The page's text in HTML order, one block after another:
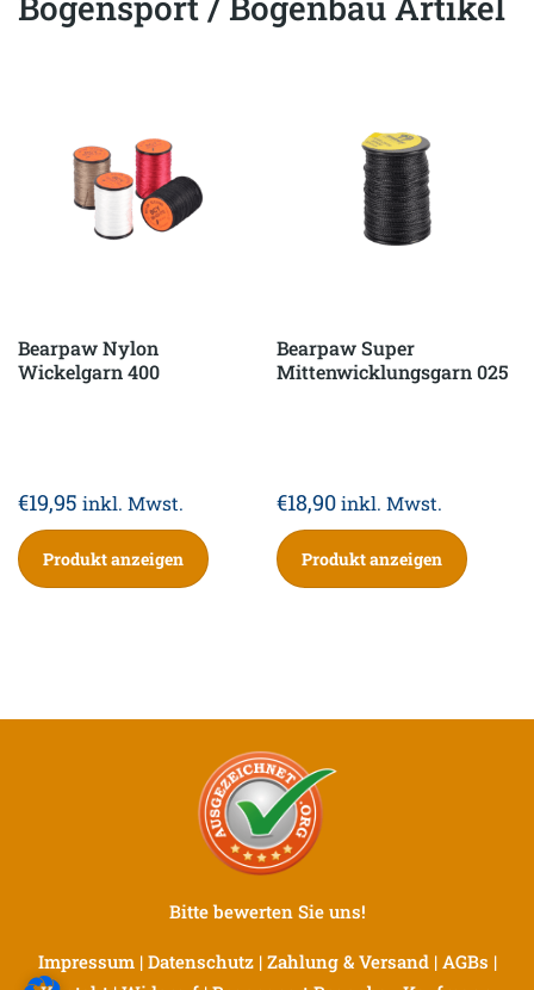
Bearpaw Nylon
Wickelgarn 400
€19,95 inkl. Mwst.
Produkt anzeigen
Bearpaw Super
Mittenwicklungsgarn 025
€18,90 inkl. Mwst.
Produkt anzeigen
Bitte bewerten Sie uns!
Impressum| Datenschutz| Zahlung & Versand| AGBs |